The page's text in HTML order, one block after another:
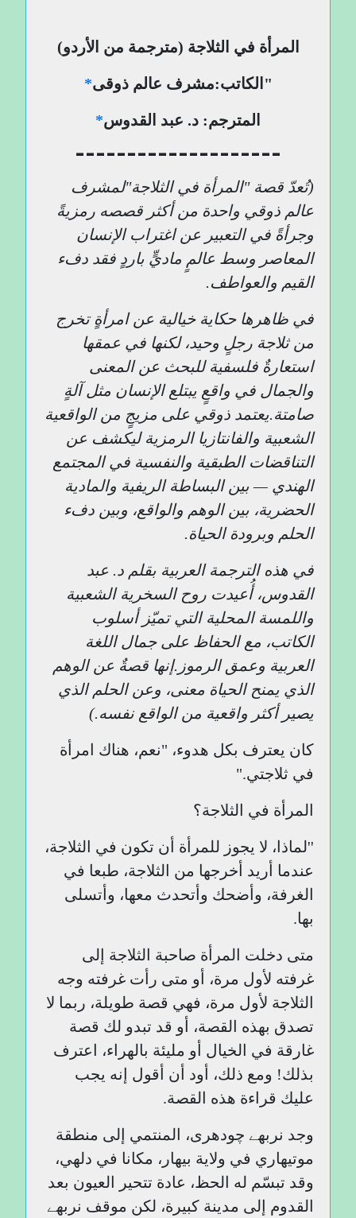
المرأة في الثلاجة (مترجمة من الأردو)
" الكاتب:مشرف عالم ذوقی*
المترجم: د. عبد القدوس*
--------------------
(تُعدّ قصة "المرأة في الثلاجة"لمشرف
عالم ذوقي واحدة من أكثر قصصه رمزيةً
وجرأةً في التعبير عن اغتراب الإنسان
المعاصر وسط عالمٍ ماديٍّ باردٍ فقد دفء
القيم والعواطف.
في ظاهرها حكاية خيالية عن امرأةٍ تخرج
من ثلاجة رجلٍ وحيد، لكنها في عمقها
استعارةٌ فلسفية للبحث عن المعنى
والجمال في واقعٍ يبتلع الإنسان مثل آلةٍ
صامتة.يعتمد ذوقي على مزيجٍ من الواقعية
الشعبية والفانتازيا الرمزية ليكشف عن
التناقضات الطبقية والنفسية في المجتمع
الهندي — بين البساطة الريفية والمادية
الحضرية، بين الوهم والواقع، وبين دفء
الحلم وبرودة الحياة.
في هذه الترجمة العربية بقلم د. عبد
القدوس، أُعيدت روح السخرية الشعبية
واللمسة المحلية التي تميّز أسلوب
الكاتب، مع الحفاظ على جمال اللغة
العربية وعمق الرموز .إنها قصةٌ عن الوهم
الذي يمنح الحياة معنى، وعن الحلم الذي
يصير أكثر واقعية من الواقع نفسه.
)
كان يعترف بكل هدوء، "نعم، هناك امرأة
في ثلاجتي."
المرأة في الثلاجة؟
''لماذا، لا يجوز للمرأة أن تكون في الثلاجة،
عندما أريد أخرجها من الثلاجة، طبعا في
الغرفة، وأضحك وأتحدث معها، وأتسلى
بها.
متى دخلت المرأة صاحبة الثلاجة إلى
غرفته لأول مرة، أو متى رأت غرفته وجه
الثلاجة لأول مرة، فهي قصة طويلة، ربما لا
تصدق بهذه القصة، أو قد تبدو لك قصة
غارقة في الخيال أو مليئة بالهراء، اعترف
بذلك! ومع ذلك، أود أن أقول إنه يجب
عليك قراءة هذه القصة.
وجد نربھے چودھری، المنتمي إلى منطقة
موتيهاري في ولاية بيهار، مكانا في دلهي،
وقد تبسّم له الحظ، عادة تتحير العيون بعد
القدوم إلى مدينة كبيرة، لكن موقف نربھے